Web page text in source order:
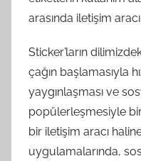
arasında iletişim
Sticker’ların
çağın başlamasıyla
yaygınlaşması ve
popülerleşmesiyle
bir iletişim aracı
uygulamalarında,